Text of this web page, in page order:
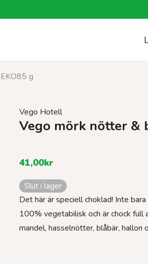
g
Vego Hotell
Vego mörk nötter &
41,00kr
Slut i lager
Det här är speciell choklad! Inte
100% vegetabilisk och är chock full
mandel, hasselnötter, blåbär, hallon